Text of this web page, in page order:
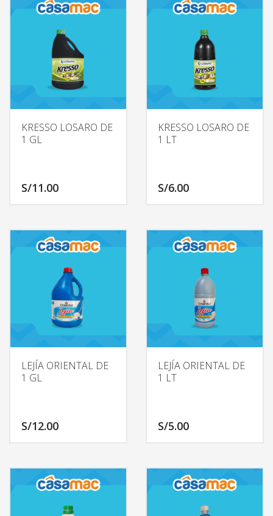
KRESSO LOSARO DE
1 GL
S/11.00
KRESSO LOSARO DE
1 LT
S/6.00
LEJÍA ORIENTAL DE
1 GL
S/12.00
LEJÍA ORIENTAL DE
1 LT
S/5.00